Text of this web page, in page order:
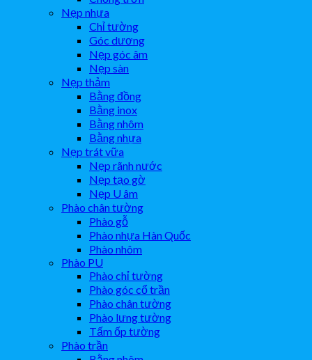
Nẹp nhựa
Chỉ tường
Góc dương
Nẹp góc âm
Nẹp sàn
Nẹp thảm
Bằng đồng
Bằng inox
Bằng nhôm
Bằng nhựa
Nẹp trát vữa
Nẹp rãnh nước
Nẹp tạo gờ
Nẹp U âm
Phào chân tường
Phào gỗ
Phào nhựa Hàn Quốc
Phào nhôm
Phào PU
Phào chỉ tường
Phào góc cổ trần
Phào chân tường
Phào lưng tường
Tấm ốp tường
Phào trần